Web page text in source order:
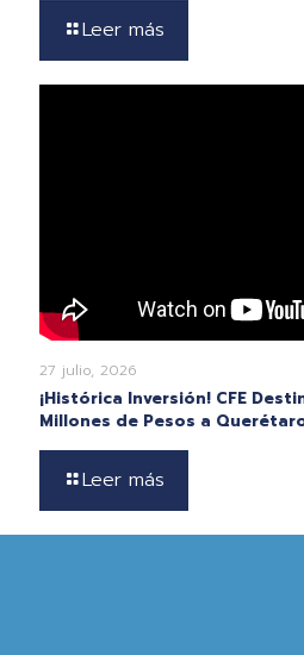
Leer más
27 julio, 2026
¡Histórica Inversión! CFE
Millones de Pesos a
Leer más